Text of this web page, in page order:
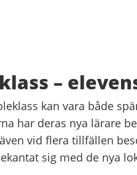
–
kan vara både
har deras nya lärare
vid flera tillfällen
sig med de nya